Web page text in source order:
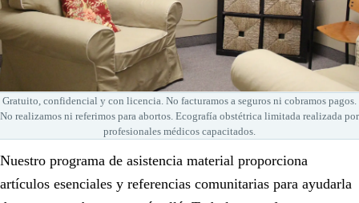
Gratuito, confidencial y con licencia. No facturamos a seguros ni cobramos pagos.
No realizamos ni referimos para abortos. Ecografía obstétrica limitada realizada por
profesionales médicos capacitados.
Nuestro programa de asistencia material proporciona
artículos esenciales y referencias comunitarias para ayudarla